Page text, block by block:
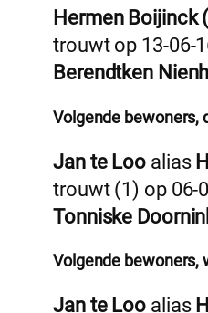
Hermen Boijinck
trouwt op 13-06-
Berendtken
Volgende bewoners,
Jan te Loo alias
trouwt (1) op 06-
Tonniske
Volgende bewoners,
Jan te Loo alias